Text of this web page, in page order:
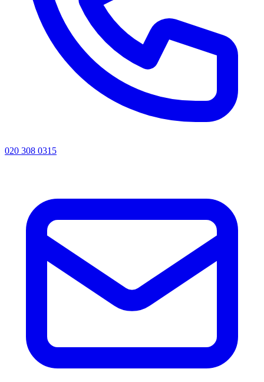
020 308 0315